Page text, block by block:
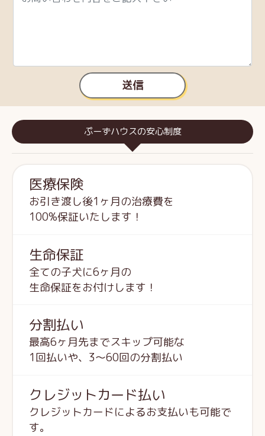
送信
ぷーずハウスの安心制度
医療保険
お引き渡し後1ヶ月の治療費を
100%保証いたします！
生命保証
全ての子犬に6ヶ月の
生命保証をお付けします！
分割払い
最高6ヶ月先までスキップ可能な
1回払いや、3～60回の分割払い
クレジットカード払い
クレジットカードによるお支払いも可能で
す。